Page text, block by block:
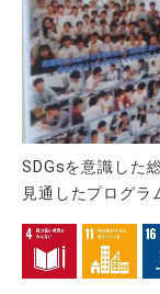
SDGsを意識した
見通したプログラ